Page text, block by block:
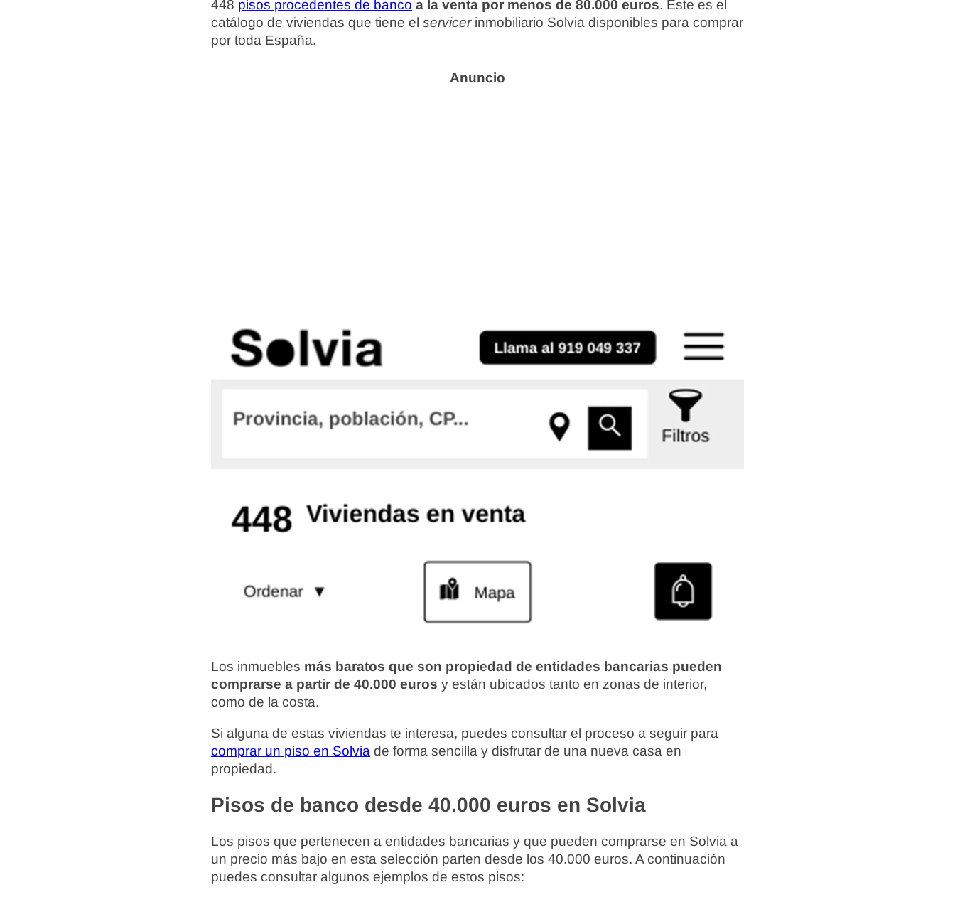
448 pisos procedentes de banco a la venta por menos de 80.000 euros. Este es el
catálogo de viviendas que tiene el servicerinmobiliario Solvia disponibles para comprar
por toda España.
Los inmuebles más baratos que son propiedad de entidades bancarias pueden
comprarse a partir de 40.000 euros y están ubicados tanto en zonas de interior,
como de la costa.
Si alguna de estas viviendas te interesa, puedes consultar el proceso a seguir para
comprar un piso en Solvia de forma sencilla y disfrutar de una nueva casa en
propiedad.
Pisos de banco desde 40.000 euros en Solvia
Los pisos que pertenecen a entidades bancarias y que pueden comprarse en Solvia a
un precio más bajo en esta selección parten desde los 40.000 euros. A continuación
puedes consultar algunos ejemplos de estos pisos: